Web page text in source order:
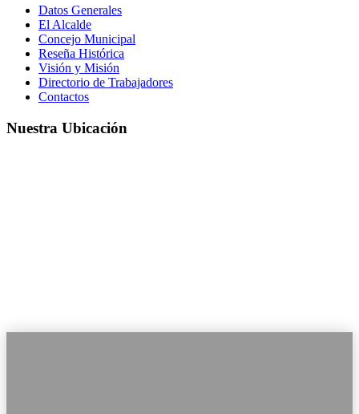
Datos Generales
El Alcalde
Concejo Municipal
Reseña Histórica
Visión y Misión
Directorio de Trabajadores
Contactos
Nuestra Ubicación